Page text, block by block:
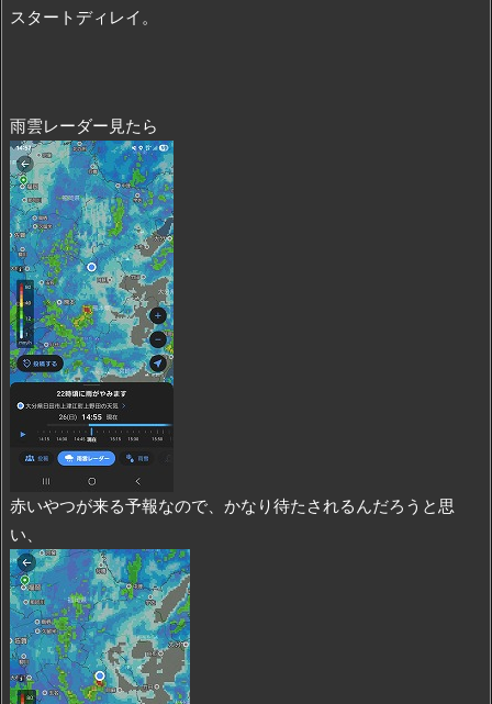
スタートディレイ。
雨雲レーダー見たら
赤いやつが来る予報なので、かなり待たされるんだろうと思
い、